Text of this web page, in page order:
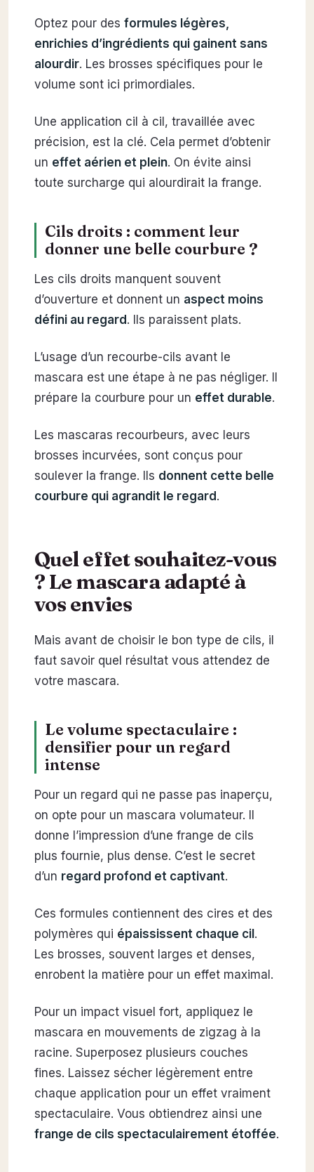
Optez pour des formules légères,
enrichies d’ingrédients qui gainent sans
alourdir. Les brosses spécifiques pour le
volume sont ici primordiales.
Une application cil à cil, travaillée avec
précision, est la clé. Cela permet d’obtenir
un effet aérien et plein. On évite ainsi
toute surcharge qui alourdirait la frange.
Cils droits : comment leur
donner une belle courbure ?
Les cils droits manquent souvent
d’ouverture et donnent un aspect moins
défini au regard. Ils paraissent plats.
L’usage d’un recourbe-cils avant le
mascara est une étape à ne pas négliger. Il
prépare la courbure pour un effet durable.
Les mascaras recourbeurs, avec leurs
brosses incurvées, sont conçus pour
soulever la frange. Ils donnent cette belle
courbure qui agrandit le regard.
Quel effet souhaitez-vous
? Le mascara adapté à
vos envies
Mais avant de choisir le bon type de cils, il
faut savoir quel résultat vous attendez de
votre mascara.
Le volume spectaculaire :
densifier pour un regard
intense
Pour un regard qui ne passe pas inaperçu,
on opte pour un mascara volumateur. Il
donne l’impression d’une frange de cils
plus fournie, plus dense. C’est le secret
d’un regard profond et captivant.
Ces formules contiennent des cires et des
polymères qui épaississent chaque cil.
Les brosses, souvent larges et denses,
enrobent la matière pour un effet maximal.
Pour un impact visuel fort, appliquez le
mascara en mouvements de zigzag à la
racine. Superposez plusieurs couches
fines. Laissez sécher légèrement entre
chaque application pour un effet vraiment
spectaculaire. Vous obtiendrez ainsi une
frange de cils spectaculairement étoffée.